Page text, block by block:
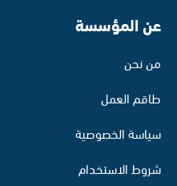
عن المؤسسة
من نحن
طاقم العمل
سياسة الخصوصية
شروط الاستخدام